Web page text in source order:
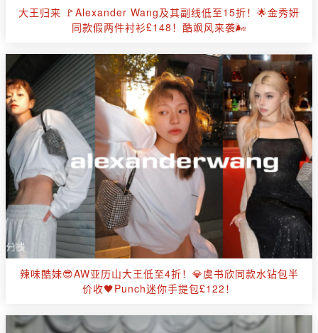
大王归来 🚩Alexander Wang及其副线低至15折！🌟金秀妍
同款假两件衬衫£148！酷飒风来袭🌬️
辣味酷妹😎AW亚历山大王低至4折！💎虞书欣同款水钻包半
价收🖤Punch迷你手提包£122！